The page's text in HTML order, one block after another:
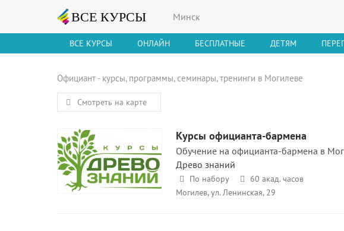
Минск
ВСЕ КУРСЫ ОНЛАЙН БЕСПЛАТНЫЕ ДЕТЯМ
Официант - курсы, программы, семинары, тренинги в Могилеве
Смотреть на карте
Курсы официанта-бармена
Обучение на официанта-бармена в
Древо знаний
По набору
60 акад. часов
Могилев, ул. Ленинская, 29